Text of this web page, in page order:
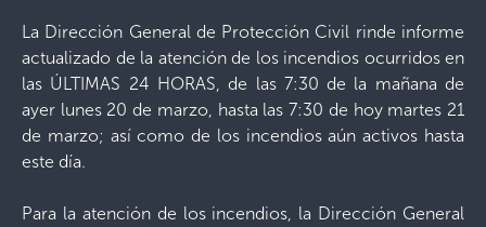
La Dirección General de Protección Civil rinde informe
actualizado de la atención de los incendios ocurridos en
las ÚLTIMAS 24 HORAS, de las 7:30 de la mañana de
ayer lunes 20 de marzo, hasta las 7:30 de hoy martes 21
de marzo; así como de los incendios aún activos hasta
este día.
Para la atención de los incendios, la Dirección General